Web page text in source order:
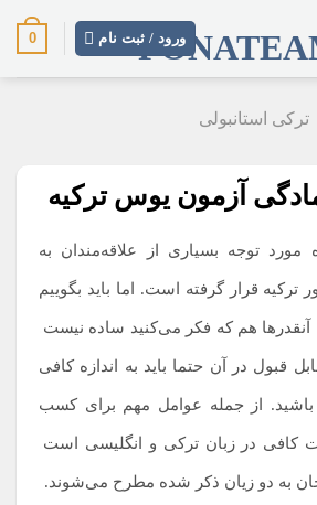
ورود / ثبت نام 0
ترکی استانبولی
آزمون یوس ترکیه
مورد توجه بسیاری از علاقه‌مندان به
ترکیه قرار گرفته است. اما باید بگوییم
آنقدرها هم که فکر می‌کنید ساده نیست
قبول در آن حتما باید به اندازه کافی
از جمله عوامل مهم برای کسب
کافی در زبان ترکی و انگلیسی است
به دو زیان ذکر شده مطرح می‌شوند.